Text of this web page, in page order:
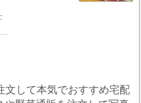
文して本気でおすすめ宅配